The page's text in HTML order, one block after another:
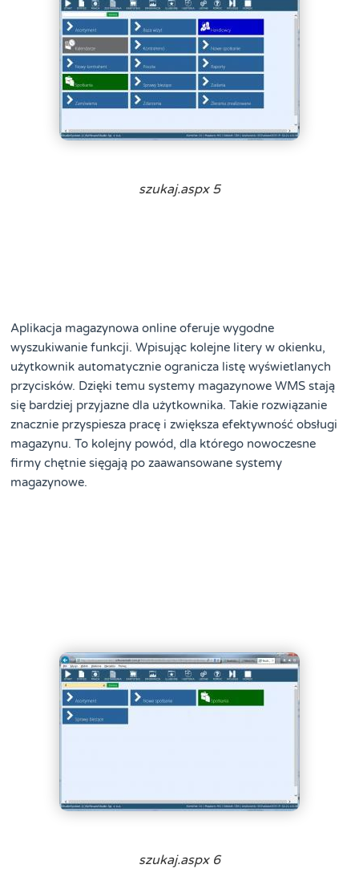
szukaj.aspx 5
Aplikacja magazynowa online oferuje wygodne
wyszukiwanie funkcji. Wpisując kolejne litery w okienku,
użytkownik automatycznie ogranicza listę wyświetlanych
przycisków. Dzięki temu systemy magazynowe WMS stają
się bardziej przyjazne dla użytkownika. Takie rozwiązanie
znacznie przyspiesza pracę i zwiększa efektywność obsługi
magazynu. To kolejny powód, dla którego nowoczesne
firmy chętnie sięgają po zaawansowane systemy
magazynowe.
szukaj.aspx 6